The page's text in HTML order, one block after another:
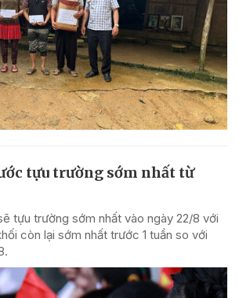
tựu trường sớm nhất từ
tựu trường sớm nhất vào ngày 22/8 với
còn lại sớm nhất trước 1 tuần so với